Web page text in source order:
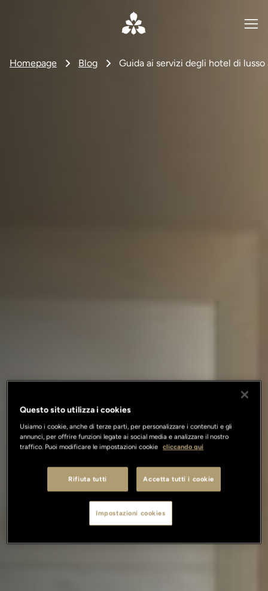
Homepage Blog Guida ai servizi degli hotel di lusso
Questo sito utilizza i cookies
Usiamo i cookie, anche di terze parti, per personalizzare i contenuti e gli
annunci, per offrire funzioni legate ai social media e analizzare il nostro
traffico. Puoi modificare le impostazioni cookie cliccando qui
Rifiuta tutti Accetta tutti i cookie
Impostazioni cookies